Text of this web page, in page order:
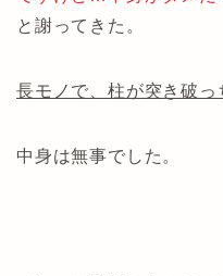
と謝ってきた。
長モノで、柱が突き破っ
中身は無事でした。